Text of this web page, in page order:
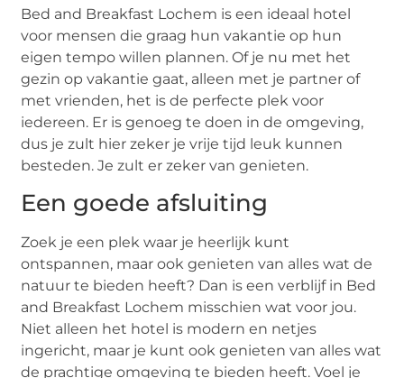
Bed and Breakfast Lochem is een ideaal hotel
voor mensen die graag hun vakantie op hun
eigen tempo willen plannen. Of je nu met het
gezin op vakantie gaat, alleen met je partner of
met vrienden, het is de perfecte plek voor
iedereen. Er is genoeg te doen in de omgeving,
dus je zult hier zeker je vrije tijd leuk kunnen
besteden. Je zult er zeker van genieten.
Een goede afsluiting
Zoek je een plek waar je heerlijk kunt
ontspannen, maar ook genieten van alles wat de
natuur te bieden heeft? Dan is een verblijf in Bed
and Breakfast Lochem misschien wat voor jou.
Niet alleen het hotel is modern en netjes
ingericht, maar je kunt ook genieten van alles wat
de prachtige omgeving te bieden heeft. Voel je